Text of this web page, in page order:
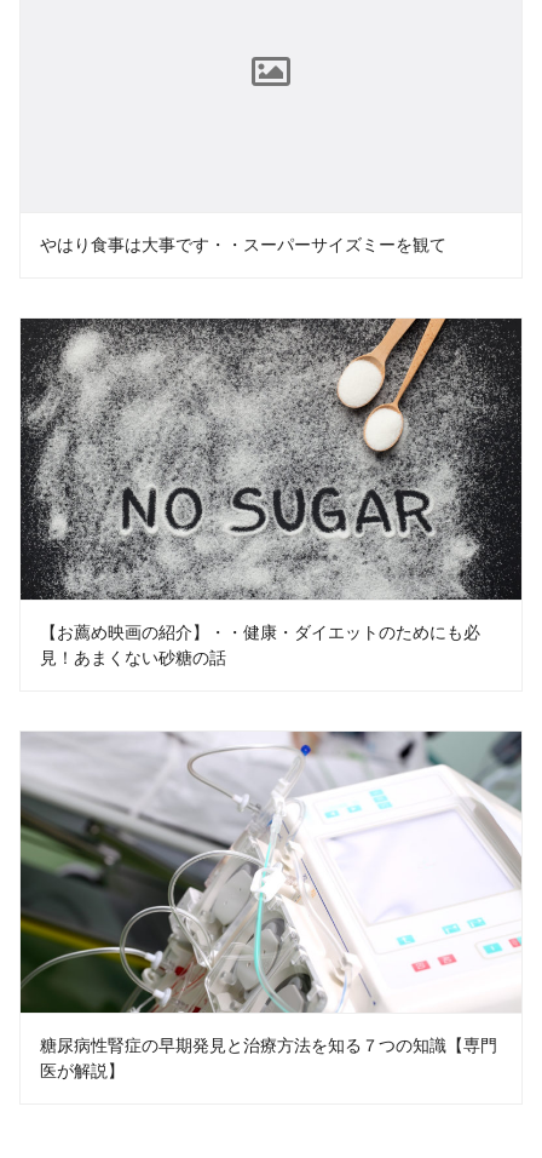
やはり食事は大事です・・スーパーサイズミーを観て
【お薦め映画の紹介】・・健康・ダイエットのためにも必
見！あまくない砂糖の話
糖尿病性腎症の早期発見と治療方法を知る７つの知識【専門
医が解説】